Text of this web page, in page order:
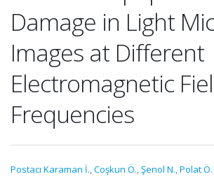
Damage in Light
Images at Different
Electromagnetic
Frequencies
Postacı Karaman İ.,Coşkun Ö.,Şenol N.,Polat Ö.